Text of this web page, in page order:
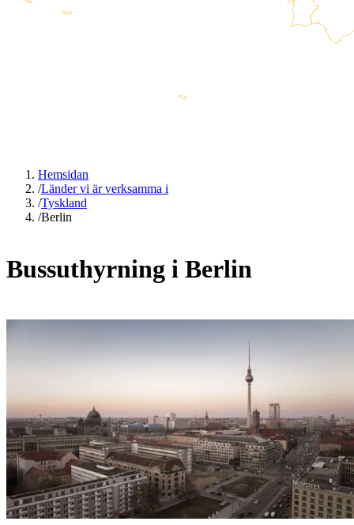
Hemsidan
/Länder vi är verksamma i
/Tyskland
/Berlin
Bussuthyrning i Berlin